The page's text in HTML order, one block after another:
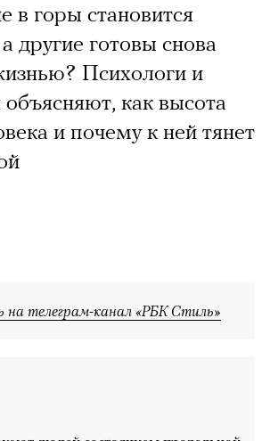
в горы становится
другие готовы снова
Психологи и
как высота
и почему к ней тянет
на телеграм-канал «РБК Стиль»